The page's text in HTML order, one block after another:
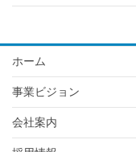
ホーム
事業ビジョン
会社案内